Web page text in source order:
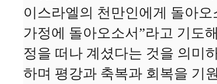
이스라엘의 천만인에게 돌아
가정에 돌아오소서”라고 기도
정을 떠나 계셨다는 것을 의미
하며 평강과 축복과 회복을 기